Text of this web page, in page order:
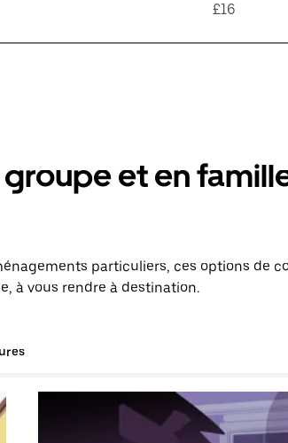
£16
et en
particuliers, ces options de
à vous rendre à destination.